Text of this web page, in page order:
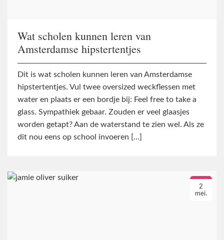
Wat scholen kunnen leren van
Amsterdamse hipstertentjes
Dit is wat scholen kunnen leren van Amsterdamse
hipstertentjes. Vul twee oversized weckflessen met
water en plaats er een bordje bij: Feel free to take a
glass. Sympathiek gebaar. Zouden er veel glaasjes
worden getapt? Aan de waterstand te zien wel. Als ze
dit nou eens op school invoeren […]
2
mei.